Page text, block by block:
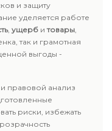
и защиту
уделяется работе
, ущерб итовары,
так и грамотная
выгоды -
правовой анализ
риски, избежать